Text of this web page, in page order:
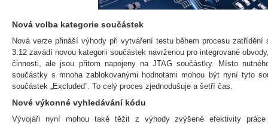
Nová volba kategorie součástek
Nová verze přináší výhody při vytváření testu během procesu zatřídění
3.12 zavádí novou kategorii součástek navrženou pro integrované
činnosti, ale jsou přitom napojeny na JTAG součástky. Místo
součástky s mnoha zablokovanými hodnotami mohou být nyní tyto
součástek „Excluded”. To celý proces zjednodušuje a šetří čas.
Nové výkonné vyhledávání kódu
Vývojáři nyní mohou také těžit z výhody zvýšené efektivity